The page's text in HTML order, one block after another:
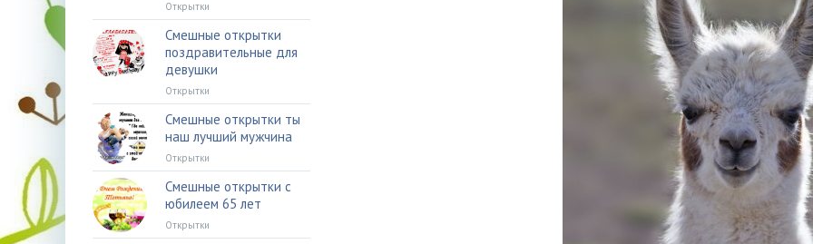
Открытки
Смешные открытки
поздравительные для
девушки
Открытки
Смешные открытки ты
наш лучший мужчина
Открытки
Смешные открытки с
юбилеем 65 лет
Открытки